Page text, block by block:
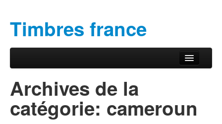
Timbres france
Menu principal
Archives de la
catégorie: cameroun